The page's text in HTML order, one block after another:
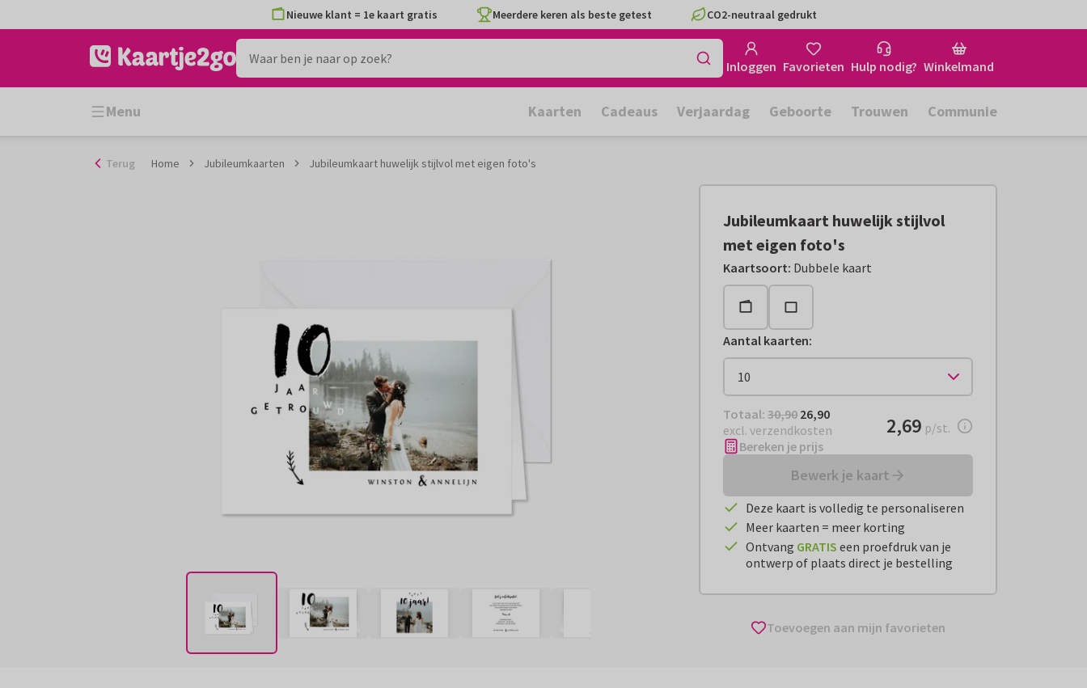
naar
Nieuwe klant = 1e kaart gratis Meerdere keren als beste getest CO2-neutraal gedrukt
Inloggen Favorieten Hulp nodig? Winkelmand
Menu Kaarten Cadeaus Verjaardag Geboorte Trouwen Communie
Terug Home Jubileumkaarten Jubileumkaart huwelijk stijlvol met eigen foto's
Jubileumkaart huwelijk stijlvol
met eigen foto's
Kaartsoort: Dubbele kaart
Aantal kaarten:
Totaal: € 26,90
Totaal: 30,90 26,90
excl. verzendkosten
€ 2,69per stuk
2,69 p/st.
Bereken je prijs
Bewerk je kaart
Deze kaart is volledig te personaliseren
Meer kaarten = meer korting
Ontvang GRATIS een proefdruk van je
ontwerp of plaats direct je bestelling
Toevoegen aan mijn favorieten